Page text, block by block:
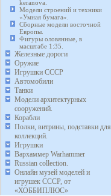
keranova.
Модели строений и техники
«Умная бумага».
Сборные модели восточной
Европы.
Фигуры оловянные, в
масштабе 1:35.
Железные дороги
Оружие
Игрушки СССР
Автомобили
Танки
Модели архитектурных
сооружений.
Корабли
Полки, витрины, подставки для
коллекций.
Игрушки
Вархаммер Warhammer
Russian collection.
Онлайн музей моделей и
игрушек СССР, от
«ХОББИПЛЮС»